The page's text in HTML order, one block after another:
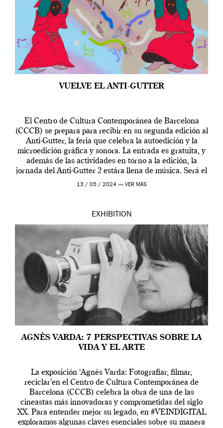
VUELVE EL ANTI-GUTTER
El Centro de Cultura Contemporánea de Barcelona
(CCCB) se prepara para recibir en su segunda edición al
Anti-Gutter, la feria que celebra la autoedición y la
microedición gráfica y sonora. La entrada es gratuita, y
además de las actividades en torno a la edición, la
jornada del Anti-Gutter 2 estára llena de música. Será el
[…]
13 / 05 / 2024 — VER MÁS
EXHIBITION
AGNÈS VARDA: 7 PERSPECTIVAS SOBRE LA
VIDA Y EL ARTE
La exposición ‘Agnès Varda: Fotografiar, filmar,
reciclar’en el Centro de Cultura Contemporánea de
Barcelona (CCCB) celebra la obra de una de las
cineastas más innovadoras y comprometidas del siglo
XX. Para entender mejor su legado, en #VEINDIGITAL
exploramos algunas claves esenciales sobre su manera